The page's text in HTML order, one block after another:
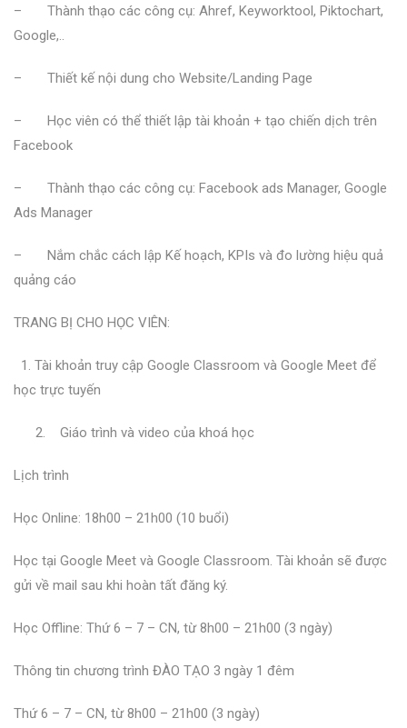
– Thành thạo các công cụ: Ahref, Keyworktool, Piktochart,
Google,..
– Thiết kế nội dung cho Website/Landing Page
– Học viên có thể thiết lập tài khoản + tạo chiến dịch trên
Facebook
– Thành thạo các công cụ: Facebook ads Manager, Google
Ads Manager
– Nắm chắc cách lập Kế hoạch, KPIs và đo lường hiệu quả
quảng cáo
TRANG BỊ CHO HỌC VIÊN:
1. Tài khoản truy cập Google Classroom và Google Meet để
học trực tuyến
2. Giáo trình và video của khoá học
Lịch trình
Học Online: 18h00 – 21h00 (10 buổi)
Học tại Google Meet và Google Classroom. Tài khoản sẽ được
gửi về mail sau khi hoàn tất đăng ký.
Học Offline: Thứ 6 – 7 – CN, từ 8h00 – 21h00 (3 ngày)
Thông tin chương trình ĐÀO TẠO 3 ngày 1 đêm
Thứ 6 – 7 – CN, từ 8h00 – 21h00 (3 ngày)